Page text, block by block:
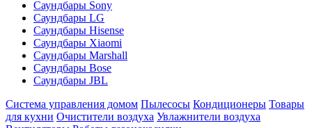
Саундбары Sony
Саундбары LG
Саундбары Hisense
Саундбары Xiaomi
Саундбары Marshall
Саундбары Bose
Саундбары JBL
Система управления домом Пылесосы Кондиционеры Товары
для кухни Очистители воздуха Увлажнители воздуха